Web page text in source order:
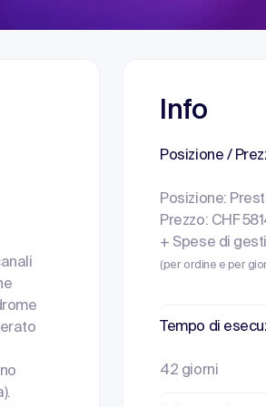
Info
Posizione /
Posizione:
Prezzo: CHF
+ Spese di
(per ordine e per
Tempo di
42 giorni